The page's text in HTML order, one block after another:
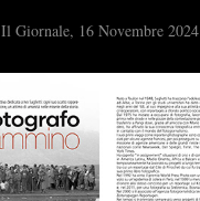
Il Giornale, 16 Novembre 2024